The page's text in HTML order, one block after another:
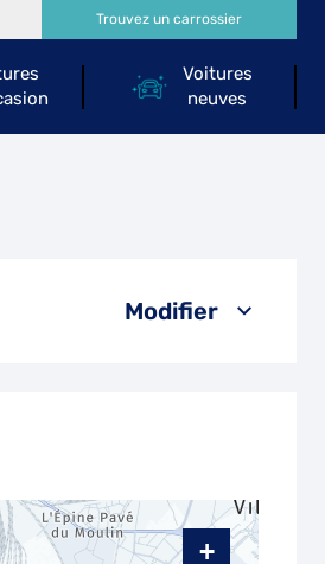
Voitures
neuves
Trouvez un carrossier
Modifier
+